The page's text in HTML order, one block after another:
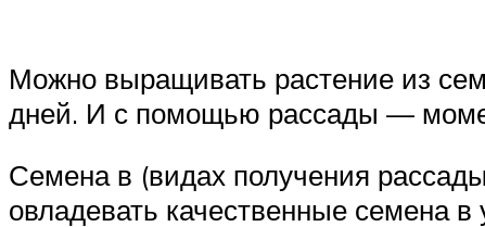
Можно выращивать растение из
дней. И с помощью рассады —
Семена в (видах получения
овладевать качественные семена